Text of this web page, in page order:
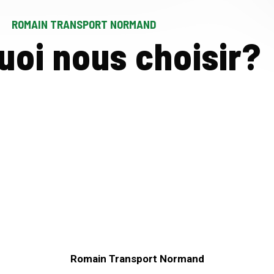
ROMAIN TRANSPORT NORMAND
nous choisir?
Romain Transport Normand